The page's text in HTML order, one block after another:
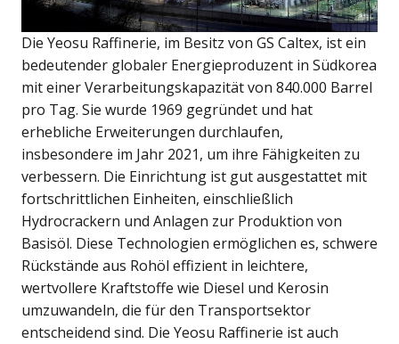
Die Yeosu Raffinerie, im Besitz von GS Caltex, ist ein
bedeutender globaler Energieproduzent in Südkorea
mit einer Verarbeitungskapazität von 840.000 Barrel
pro Tag. Sie wurde 1969 gegründet und hat
erhebliche Erweiterungen durchlaufen,
insbesondere im Jahr 2021, um ihre Fähigkeiten zu
verbessern. Die Einrichtung ist gut ausgestattet mit
fortschrittlichen Einheiten, einschließlich
Hydrocrackern und Anlagen zur Produktion von
Basisöl. Diese Technologien ermöglichen es, schwere
Rückstände aus Rohöl effizient in leichtere,
wertvollere Kraftstoffe wie Diesel und Kerosin
umzuwandeln, die für den Transportsektor
entscheidend sind. Die Yeosu Raffinerie ist auch